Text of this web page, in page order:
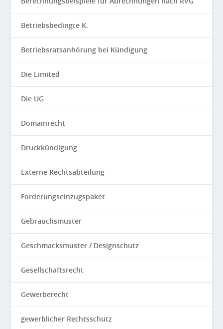
Betriebsbedingte K.
Betriebsratsanhörung bei Kündigung
Die Limited
Die UG
Domainrecht
Druckkündigung
Externe Rechtsabteilung
Forderungseinzugspaket
Gebrauchsmuster
Geschmacksmuster / Designschutz
Gesellschaftsrecht
Gewerberecht
gewerblicher Rechtsschutz